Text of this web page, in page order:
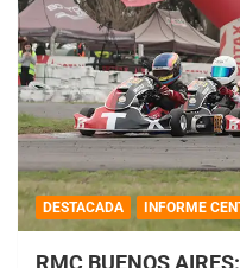
DESTACADA INFORME
RMC BUENOS